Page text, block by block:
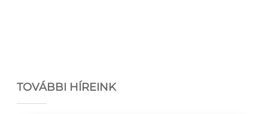
TOVÁBBI HÍREINK